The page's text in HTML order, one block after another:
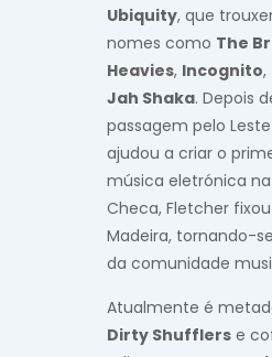
Ubiquity, que
nomes como The
Heavies, Incognito,
Jah Shaka. Depois
passagem pelo
ajudou a criar o
música eletrónica
Checa, Fletcher
Madeira, tornando-
da comunidade
Atualmente é
Dirty Shufflers e